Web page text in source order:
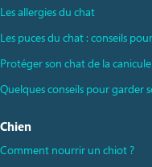
Les allergies du chat
Les puces du chat : conseils
Protéger son chat de la canicule
Quelques conseils pour garder
Chien
Comment nourrir un chiot ?